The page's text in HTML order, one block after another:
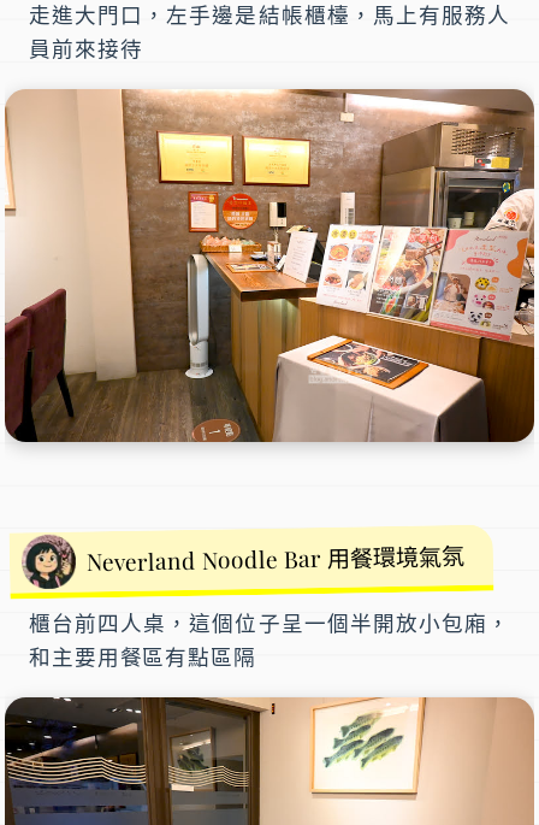
走進大門口，左手邊是結帳櫃檯，馬上有服務人
員前來接待
Neverland Noodle Bar 用餐環境氣氛
櫃台前四人桌，這個位子呈一個半開放小包廂，
和主要用餐區有點區隔